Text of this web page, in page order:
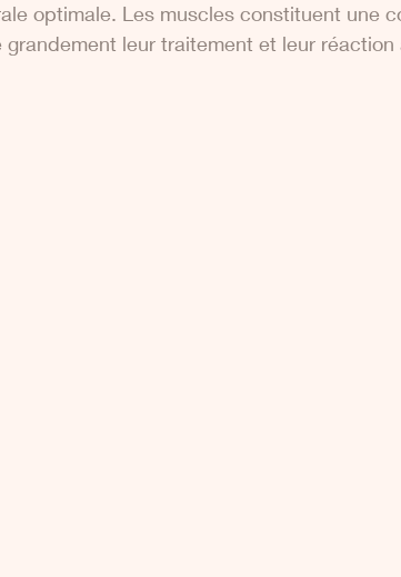
optimale. Les muscles constituent une
grandement leur traitement et leur réaction